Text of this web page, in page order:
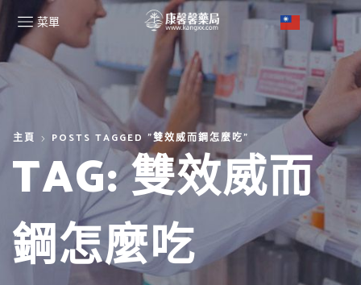
菜單
主頁 POSTS TAGGED "雙效威而鋼怎麼吃"
TAG: 雙效威而
鋼怎麼吃